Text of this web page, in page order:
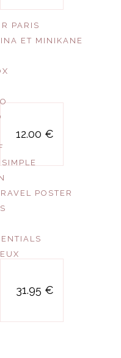
PARIS
ET MINIKANE
POSTER
12.00 €
31.95 €